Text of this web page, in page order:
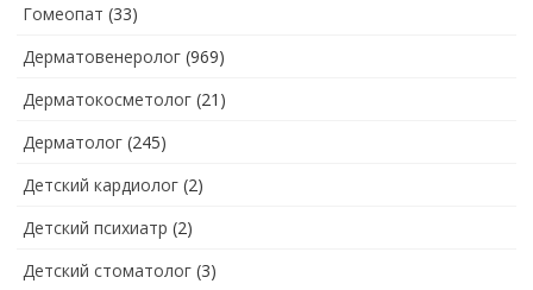
Гомеопат (33)
Дерматовенеролог (969)
Дерматокосметолог (21)
Дерматолог (245)
Детский кардиолог (2)
Детский психиатр (2)
Детский стоматолог (3)